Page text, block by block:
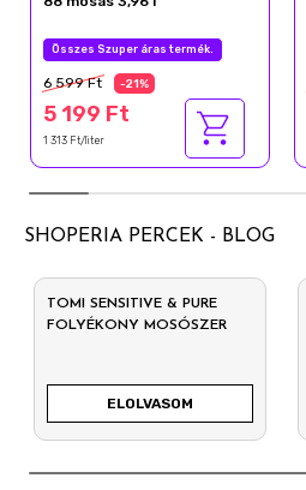
Összes Szuper áras termék.
6 599 Ft -21%
5 199 Ft
1 313 Ft/liter
SHOPERIA PERCEK - BLOG
TOMI SENSITIVE & PURE
FOLYÉKONY MOSÓSZER
ELOLVASOM